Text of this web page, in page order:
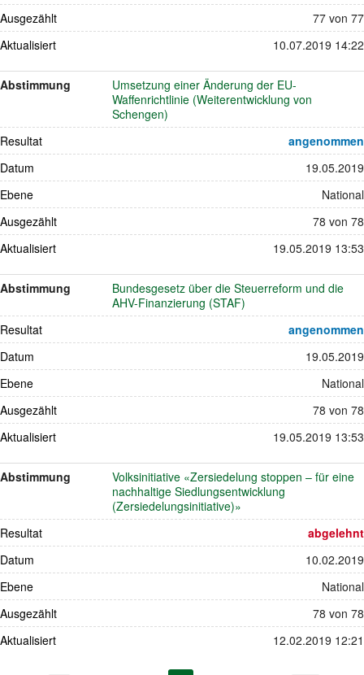
Ausgezählt
77 von 77
Aktualisiert
10.07.2019 14:22
Abstimmung
Umsetzung einer Änderung der EU-
Waffenrichtlinie (Weiterentwicklung von
Schengen)
Resultat
angenommen
Datum
19.05.2019
Ebene
National
Ausgezählt
78 von 78
Aktualisiert
19.05.2019 13:53
Abstimmung
Bundesgesetz über die Steuerreform und die
AHV-Finanzierung (STAF)
Resultat
angenommen
Datum
19.05.2019
Ebene
National
Ausgezählt
78 von 78
Aktualisiert
19.05.2019 13:53
Abstimmung
Volksinitiative «Zersiedelung stoppen – für eine
nachhaltige Siedlungsentwicklung
(Zersiedelungsinitiative)»
Resultat
abgelehnt
Datum
10.02.2019
Ebene
National
Ausgezählt
78 von 78
Aktualisiert
12.02.2019 12:21